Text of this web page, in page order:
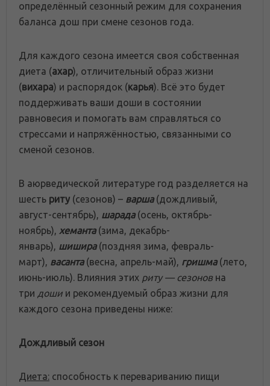
определённый сезонный режим для сохранения
баланса дош при смене сезонов года.
Для каждого сезона имеется своя собственная
диета (ахар), отличительный образ жизни
(вихара) и распорядок (карья). Всё это будет
поддерживать ваши доши в состоянии
равновесия и помогать вам справляться со
стрессами и напряжённостью, связанными со
сменой сезонов.
В аюрведической литературе год разделяется на
шесть риту (сезонов) – варша(дождливый,
август-сентябрь), шарада(осень, октябрь-
ноябрь), хеманта(зима, декабрь-
январь), шишира(поздняя зима, февраль-
март), васанта(весна, апрель-май), гришма(лето,
июнь-июль). Влияния этих риту — сезоновна
три доши и рекомендуемый образ жизни для
каждого сезона приведены ниже:
Дождливый сезон
Диета: способность к перевариванию пищи